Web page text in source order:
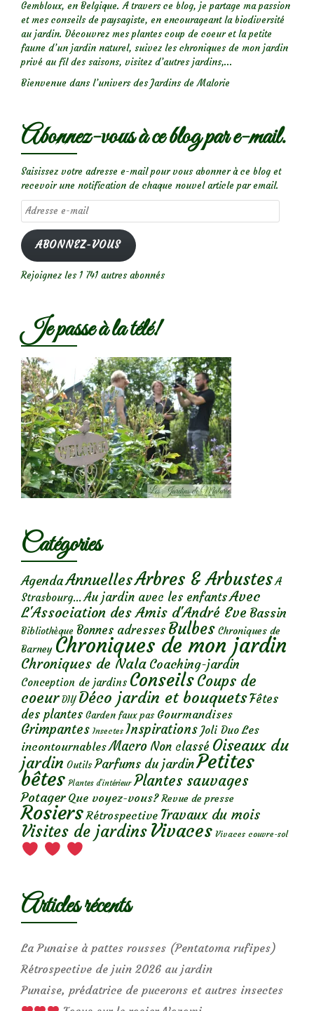
Gembloux, en Belgique. A travers ce blog, je partage ma passion
et mes conseils de paysagiste, en encourageant la biodiversité
au jardin. Découvrez mes plantes coup de coeur et la petite
faune d’un jardin naturel, suivez les chroniques de mon jardin
privé au fil des saisons, visitez d’autres jardins,...
Bienvenue dans l’univers des Jardins de Malorie
Abonnez-vous à ce blog par e-mail.
Saisissez votre adresse e-mail pour vous abonner à ce blog et
recevoir une notification de chaque nouvel article par email.
Adresse
e-
mail
ABONNEZ-VOUS
Rejoignez les 1 741 autres abonnés
Je passe à la télé!
Catégories
AgendaAnnuellesArbres & Arbustes A
Strasbourg... Au jardin avec les enfantsAvec
L'Association des Amis d'André Eve Bassin
Bibliothèque Bonnes adresses Bulbes Chroniques de
Barney Chroniques de mon jardin
Chroniques de Nala Coaching-jardin
Conception de jardins ConseilsCoups de
coeur DIY Déco jardin et bouquetsFêtes
des plantes Garden faux pas Gourmandises
Grimpantes Insectes Inspirations Joli Duo Les
incontournables Macro Non classé Oiseaux du
jardin Outils Parfums du jardinPetites
bêtes Plantes d’intérieur Plantes sauvages
Potager Que voyez-vous? Revue de presse
Rosiers Rétrospective Travaux du mois
Visites de jardins Vivaces Vivaces couvre-sol
Articles récents
La Punaise à pattes rousses (Pentatoma rufipes)
Rétrospective de juin 2026 au jardin
Punaise, prédatrice de pucerons et autres insectes